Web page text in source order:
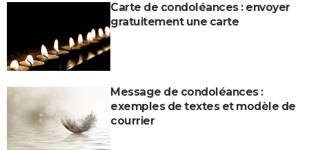
Carte de condoléances : envoyer
gratuitement une carte
Message de condoléances :
exemples de textes et modèle de
courrier